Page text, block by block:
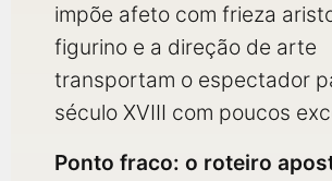
impõe afeto com frieza
figurino e a direção de arte
transportam o espectador
século XVIII com poucos
Ponto fraco: o roteiro